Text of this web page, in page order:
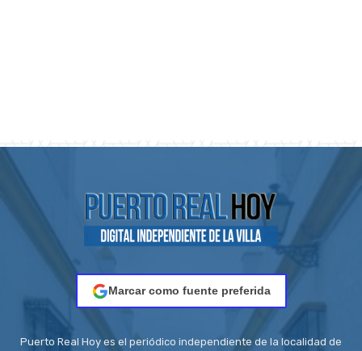
Marcar como fuente preferida
Puerto Real Hoy es el periódico independiente de la localidad de